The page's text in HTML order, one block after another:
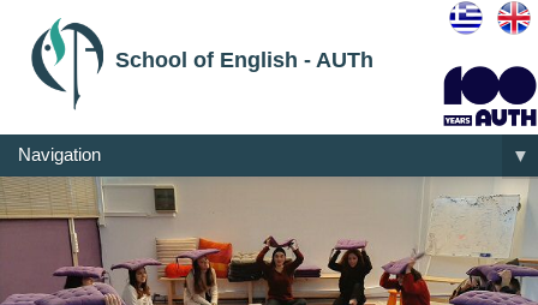
School of English - AUTh
Navigation ▼